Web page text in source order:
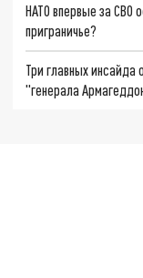
НАТО впервые за СВО
приграничье?
Три главных
"генерала